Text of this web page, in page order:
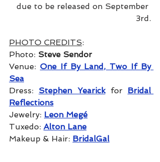
due to be released on September
3rd.
PHOTO CREDITS:
Photo: Steve Sendor
Venue: One If By Land, Two If By
Sea
Dress: Stephen Yearick for Bridal
Reflections
Jewelry: Leon Megé
Tuxedo: Alton Lane
Makeup & Hair: BridalGal